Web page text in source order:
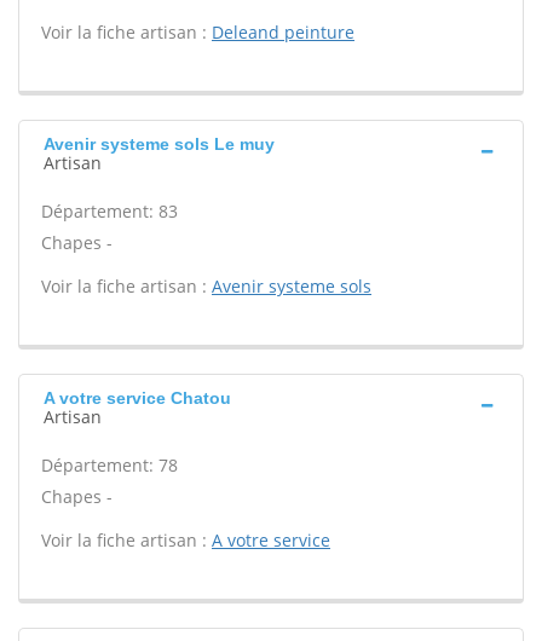
Voir la fiche artisan : Deleand peinture
Avenir systeme sols Le muy
Artisan
Département: 83
Chapes -
Voir la fiche artisan : Avenir systeme sols
A votre service Chatou
Artisan
Département: 78
Chapes -
Voir la fiche artisan : A votre service